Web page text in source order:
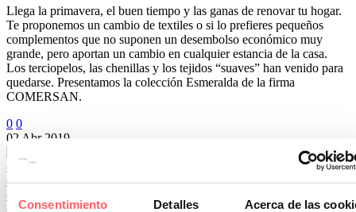
Consentimiento Detalles Acerca de las
Llega la primavera, el buen tiempo y las ganas de renovar tu hogar.
Te proponemos un cambio de textiles o si lo prefieres pequeños
complementos que no suponen un desembolso económico muy
grande, pero aportan un cambio en cualquier estancia de la casa.
Los terciopelos, las chenillas y los tejidos “suaves” han venido para
quedarse. Presentamos la colección Esmeralda de la firma
COMERSAN.
0 0
02 Abr 2019